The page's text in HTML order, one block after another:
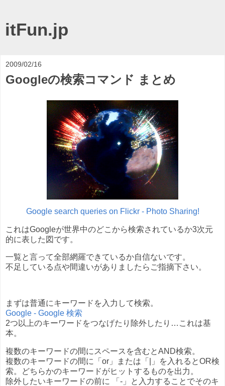
itFun.jp
2009/02/16
Googleの検索コマンド まとめ
Google search queries on Flickr - Photo Sharing!
これはGoogleが世界中のどこから検索されているか3次元
的に表した図です。
一覧と言って全部網羅できているか自信ないです。
不足している点や間違いがありましたらご指摘下さい。
まずは普通にキーワードを入力して検索。
Google - Google 検索
2つ以上のキーワードをつなげたり除外したり…これは基
本。
複数のキーワードの間にスペースを含むとAND検索。
複数のキーワードの間に「or」または「|」を入れるとOR検
索。どちらかのキーワードがヒットするものを出力。
除外したいキーワードの前に 「-」と入力することでそのキ